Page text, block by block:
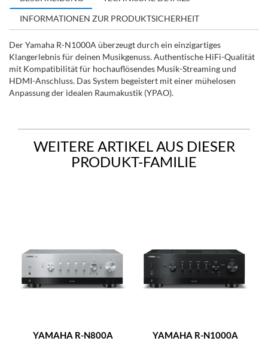
INFORMATIONEN ZUR PRODUKTSICHERHEIT
Der Yamaha R-N1000A überzeugt durch ein einzigartiges
Klangerlebnis für deinen Musikgenuss. Authentische HiFi-Qualität
mit Kompatibilität für hochauflösendes Musik-Streaming und
HDMI-Anschluss. Das System begeistert mit einer mühelosen
Anpassung der idealen Raumakustik (YPAO).
WEITERE ARTIKEL AUS DIESER
PRODUKT-FAMILIE
YAMAHA R-N800A YAMAHA R-N1000A